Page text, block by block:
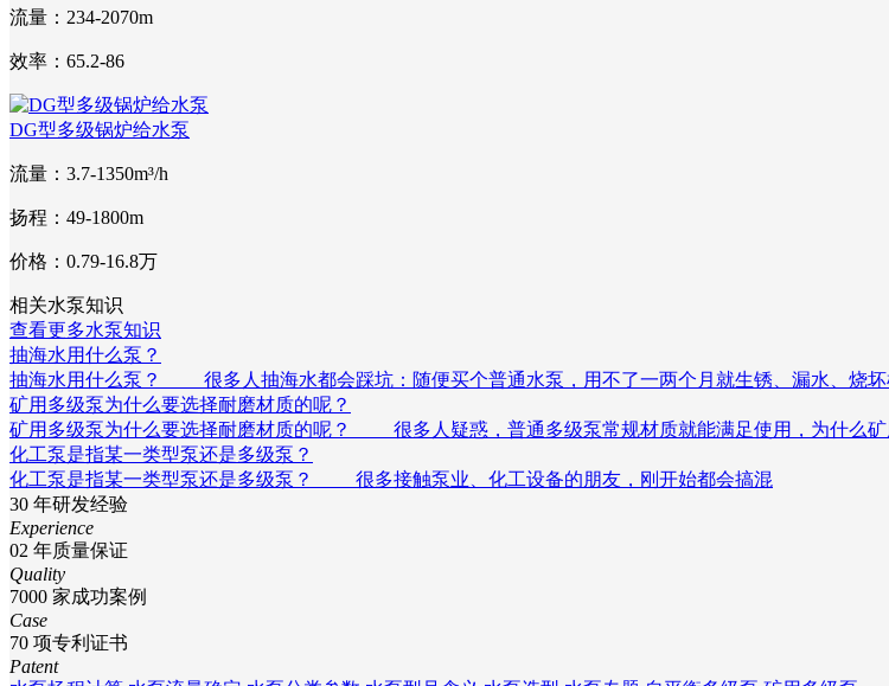
流量：234-2070m
效率：65.2-86
DG型多级锅炉给水泵
流量：3.7-1350m³/h
扬程：49-1800m
价格：0.79-16.8万
相关水泵知识
查看更多水泵知识
抽海水用什么泵？
抽海水用什么泵？ 很多人抽海水都会踩坑：随便买个普通水泵，用不了一两个月就生锈、漏水、烧坏
矿用多级泵为什么要选择耐磨材质的呢？
矿用多级泵为什么要选择耐磨材质的呢？ 很多人疑惑，普通多级泵常规材质就能满足使用，为什么矿
化工泵是指某一类型泵还是多级泵？
化工泵是指某一类型泵还是多级泵？ 很多接触泵业、化工设备的朋友，刚开始都会搞混
30 年研发经验
Experience
02 年质量保证
Quality
7000 家成功案例
Case
70 项专利证书
Patent